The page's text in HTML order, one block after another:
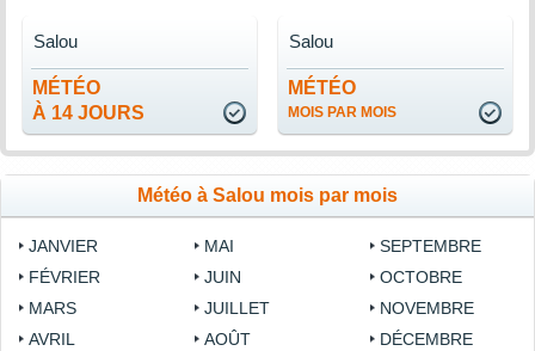
MÉTÉO
À 14 JOURS
Salou
MÉTÉO
MOIS PAR MOIS
Salou
Météo à Salou mois par mois
JANVIER
FÉVRIER
MARS
AVRIL
MAI
JUIN
JUILLET
AOÛT
SEPTEMBRE
OCTOBRE
NOVEMBRE
DÉCEMBRE